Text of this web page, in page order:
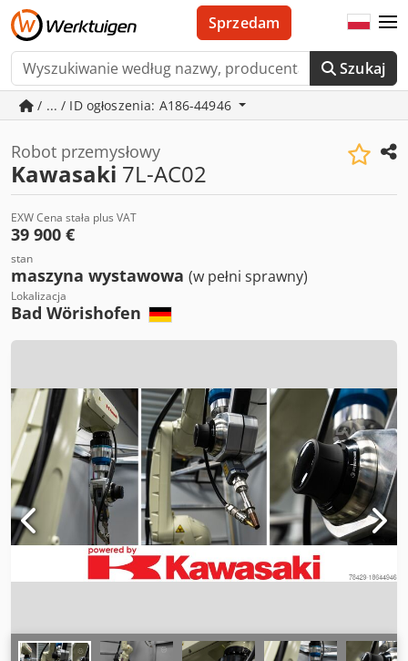
Szukaj
Sprzedam
/ ... / ID ogłoszenia: A186-44946
Robot przemysłowy
Kawasaki 7L-AC02
EXW Cena stała plus VAT
39 900 €
stan
maszyna wystawowa (w pełni sprawny)
Lokalizacja
Bad Wörishofen